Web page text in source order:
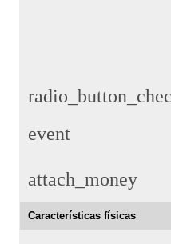
event
attach_money
Características físicas